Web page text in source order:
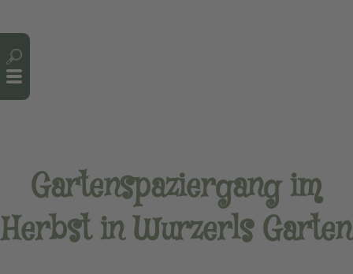
Gartenspaziergang im
Herbst in Wurzerls Garten